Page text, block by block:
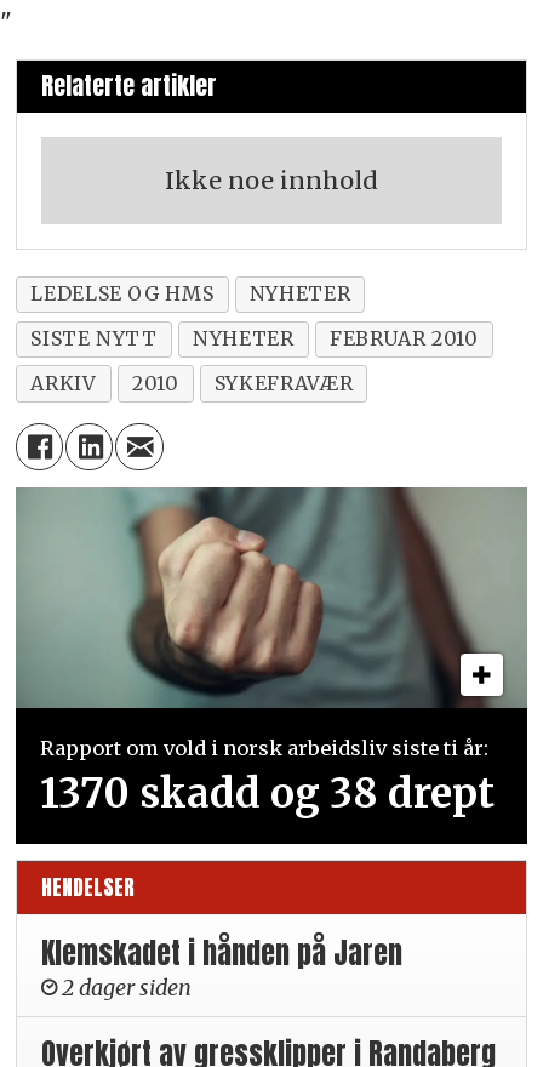
"
Relaterte artikler
Ikke noe innhold
LEDELSE OG HMS
NYHETER
SISTE NYTT
NYHETER
FEBRUAR 2010
ARKIV
2010 SYKEFRAVÆR
Rapport om vold i norsk arbeidsliv siste ti år:
1370 skadd og 38 drept
HENDELSER
Klemskadet i hånden på Jaren
2 dager siden
Overkjørt av gressklipper i Randaberg